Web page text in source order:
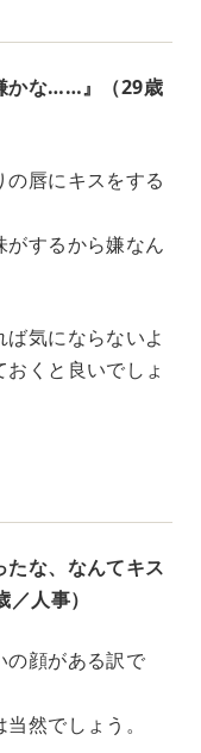
かな……』（29歳
唇にキスをする
がするから嫌なん
気にならないよ
くと良いでしょ
たな、なんてキス
人事）
の顔がある訳で
然でしょう。